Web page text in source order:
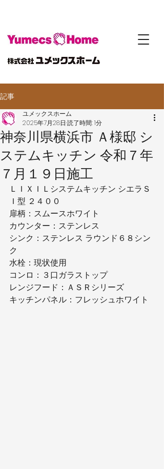
記事
神奈川県横浜市 Ａ様邸 シ
ステムキッチン 令和７年
７月１９日施工
ユメックスホーム
2025年7月28日 読了時間: 1分
ＬＩＸＩＬシステムキッチン シエラＳ
Ｉ型 ２４００
扉柄：スムースホワイト
カウンター：ステンレス
シンク：ステンレス ラウンド６８シン
ク
水栓：現状使用
コンロ：３口ガラストップ
レンジフード：ＡＳＲシリーズ
キッチンパネル：フレッシュホワイト